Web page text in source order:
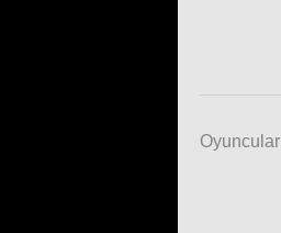
Oyuncular